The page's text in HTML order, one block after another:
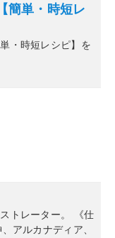
簡単・時短レ
・時短レシピ】を
トレーター。 《仕
アルカナディア、